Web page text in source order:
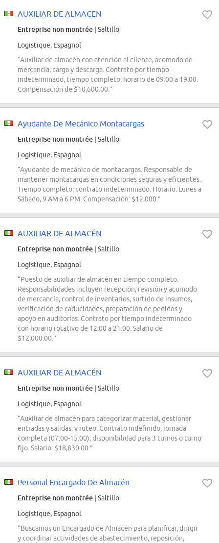
AUXILIAR DE ALMACEN
Entreprise non montrée | Saltillo
Logistique, Espagnol
“Auxiliar de almacén con atención al cliente, acomodo de
mercancía, carga y descarga. Contrato por tiempo
indeterminado, tiempo completo, horario de 09:00 a 19:00.
Compensación de $10,600.00.”
Ayudante De Mecánico Montacargas
Entreprise non montrée | Saltillo
Logistique, Espagnol
“Ayudante de mecánico de montacargas. Responsable de
mantener montacargas en condiciones seguras y eficientes.
Tiempo completo, contrato indeterminado. Horario: Lunes a
Sábado, 9 AM a 6 PM. Compensación: $12,000.”
AUXILIAR DE ALMACÉN
Entreprise non montrée | Saltillo
Logistique, Espagnol
“Puesto de auxiliar de almacén en tiempo completo.
Responsabilidades incluyen recepción, revisión y acomodo
de mercancía, control de inventarios, surtido de insumos,
verificación de caducidades, preparación de pedidos y
apoyo en auditorías. Contrato por tiempo indeterminado
con horario rotativo de 12:00 a 21:00. Salario de
$12,000.00.”
AUXILIAR DE ALMACÉN
Entreprise non montrée | Saltillo
Logistique, Espagnol
“Auxiliar de almacén para categorizar material, gestionar
entradas y salidas, y ruteo. Contrato indefinido, jornada
completa (07:00-15:00), disponibilidad para 3 turnos o turno
fijo. Salario: $18,830.00.”
Personal Encargado De Almacén
Entreprise non montrée | Saltillo
Logistique, Espagnol
“Buscamos un Encargado de Almacén para planificar, dirigir
y coordinar actividades de abastecimiento, reposición,